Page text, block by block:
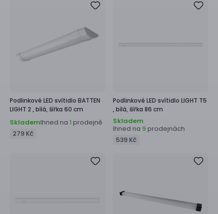
Podlinkové LED svítidlo BATTEN
LIGHT 2 , bílá, šířka 60 cm
SklademIhned na 1 prodejně
279 Kč
Podlinkové LED svítidlo LIGHT T5
, bílá, šířka 86 cm
Skladem
Ihned na 9 prodejnách
539 Kč